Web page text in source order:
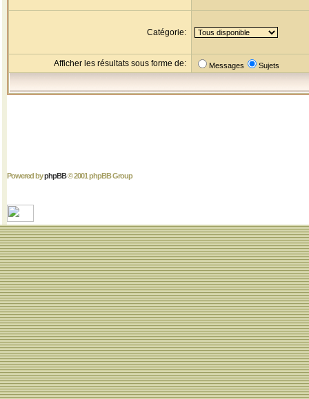
Catégorie:
Afficher les résultats sous forme de: Messages Sujets
Powered byphpBB© 2001 phpBB Group